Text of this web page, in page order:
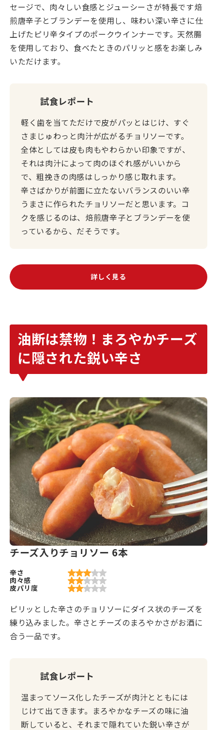
セージで、肉々しい食感とジューシーさが特長です焙
煎唐辛子とブランデーを使用し、味わい深い辛さに仕
上げたピリ辛タイプのポークウインナーです。天然腸
を使用しており、食べたときのパリッと感をお楽しみ
いただけます。
試食レポート
軽く歯を当てただけで皮がパッとはじけ、すぐ
さまじゅわっと肉汁が広がるチョリソーです。
全体としては皮も肉もやわらかい印象ですが、
それは肉汁によって肉のほぐれ感がいいから
で、粗挽きの肉感はしっかり感じ取れます。
辛さばかりが前面に立たないバランスのいい辛
うまさに作られたチョリソーだと思います。コ
クを感じるのは、焙煎唐辛子とブランデーを使
っているから、だそうです。
詳しく見る
油断は禁物！まろやかチーズ
に隠された鋭い辛さ
チーズ入りチョリソー 6本
辛さ
肉々感
皮パリ度
ピリッとした辛さのチョリソーにダイス状のチーズを
練り込みました。辛さとチーズのまろやかさがお酒に
合う一品です。
試食レポート
温まってソース化したチーズが肉汁とともには
じけて出てきます。まろやかなチーズの味に油
断していると、それまで隠れていた鋭い辛さが